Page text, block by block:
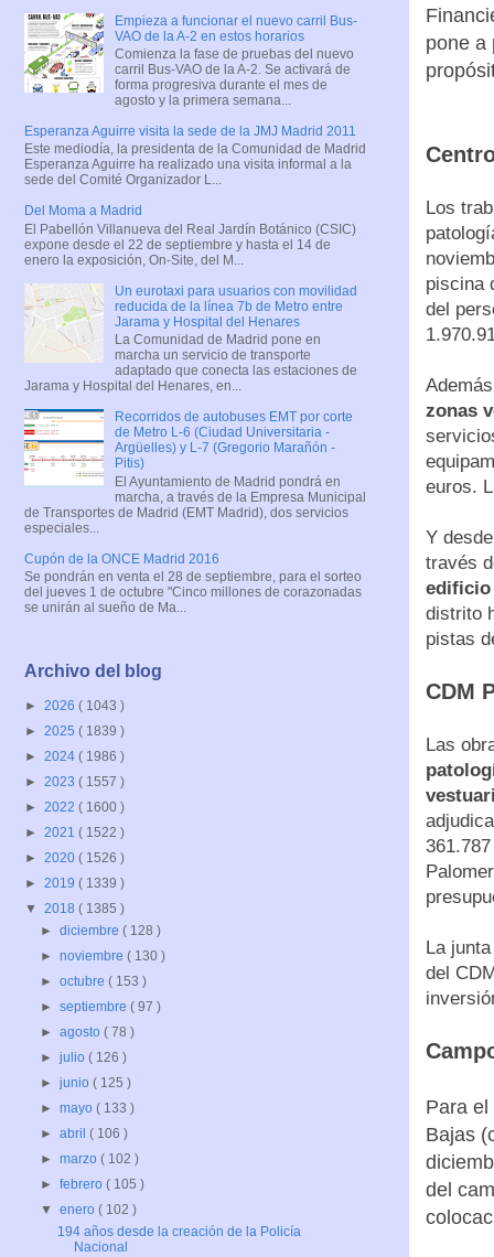
pone a
Los
piscina
del
zonas
euros.
Y
través
edificio
distrito
pistas
CDM
Las
La
del
Para
Bajas
del
Empieza a funcionar el nuevo carril Bus-
VAO de la A-2 en estos horarios
Comienza la fase de pruebas del nuevo
carril Bus-VAO de la A-2. Se activará de
forma progresiva durante el mes de
agosto y la primera semana...
Esperanza Aguirre visita la sede de la JMJ Madrid 2011
Este mediodía, la presidenta de la Comunidad de Madrid
Esperanza Aguirre ha realizado una visita informal a la
sede del Comité Organizador L...
Del Moma a Madrid
El Pabellón Villanueva del Real Jardín Botánico (CSIC)
expone desde el 22 de septiembre y hasta el 14 de
enero la exposición, On-Site, del M...
Un eurotaxi para usuarios con movilidad
reducida de la línea 7b de Metro entre
Jarama y Hospital del Henares
La Comunidad de Madrid pone en
marcha un servicio de transporte
adaptado que conecta las estaciones de
Jarama y Hospital del Henares, en...
Recorridos de autobuses EMT por corte
de Metro L-6 (Ciudad Universitaria -
Argüelles) y L-7 (Gregorio Marañón -
Pitis)
El Ayuntamiento de Madrid pondrá en
marcha, a través de la Empresa Municipal
de Transportes de Madrid (EMT Madrid), dos servicios
especiales...
Cupón de la ONCE Madrid 2016
Se pondrán en venta el 28 de septiembre, para el sorteo
del jueves 1 de octubre "Cinco millones de corazonadas
se unirán al sueño de Ma...
Archivo del blog
► 2026 ( 1043 )
► 2025 ( 1839 )
► 2024 ( 1986 )
► 2023 ( 1557 )
► 2022 ( 1600 )
► 2021 ( 1522 )
► 2020 ( 1526 )
► 2019 ( 1339 )
▼ 2018 ( 1385 )
►diciembre( 128 )
►noviembre( 130 )
►octubre( 153 )
►septiembre( 97 )
►agosto( 78 )
►julio( 126 )
►junio( 125 )
►mayo( 133 )
►abril( 106 )
►marzo( 102 )
►febrero( 105 )
▼enero( 102 )
194 años desde la creación de la Policía
Nacional